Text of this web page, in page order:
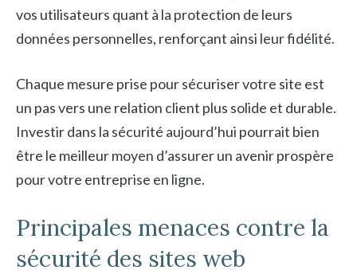
vos utilisateurs quant à la protection de leurs
données personnelles, renforçant ainsi leur fidélité.
Chaque mesure prise pour sécuriser votre site est
un pas vers une relation client plus solide et durable.
Investir dans la sécurité aujourd’hui pourrait bien
être le meilleur moyen d’assurer un avenir prospère
pour votre entreprise en ligne.
Principales menaces contre la
sécurité des sites web